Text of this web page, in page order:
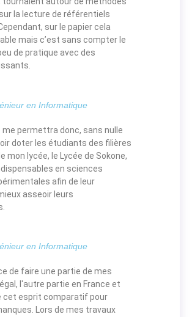
la lecture de référentiels
sur le papier cela
mais c’est sans compter le
de pratique avec des
en Informatique
permettra donc, sans nulle
doter les étudiants des filières
mon lycée, le Lycée de Sokone,
en sciences
afin de leur
asseoir leurs
en Informatique
de faire une partie de mes
l'autre partie en France et
cet esprit comparatif pour
Lors de mes travaux